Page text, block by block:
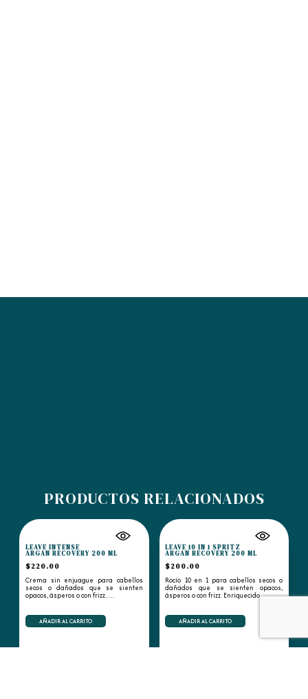
PRODUCTOS RELACIONADOS
LEAVE INTENSE
ARGAN RECOVERY 200 ML
$220.00
Crema sin enjuague para cabellos
secos o dañados que se sienten
opacos, ásperos o con frizz….
AÑADIR AL CARRITO
LEAVE 10 IN 1 SPRITZ
ARGAN RECOVERY 200 ML
$200.00
Rocío 10 en 1 para cabellos secos o
dañados que se sienten opacos,
ásperos o con frizz. Enriquecido…
AÑADIR AL CARRITO